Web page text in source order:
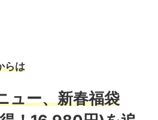
らは
ュー、新春福袋